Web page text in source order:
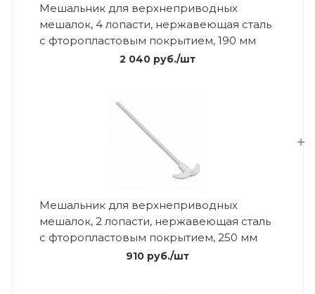
Мешальник для верхнеприводных
мешалок, 4 лопасти, нержавеющая сталь
с фторопластовым покрытием, 190 мм
2 040 руб./шт
Мешальник для верхнеприводных
мешалок, 2 лопасти, нержавеющая сталь
с фторопластовым покрытием, 250 мм
910 руб./шт